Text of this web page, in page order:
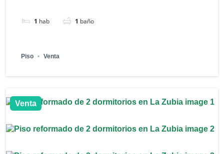
1 hab 1 baño
Piso Venta
Venta